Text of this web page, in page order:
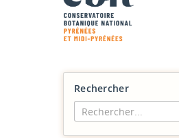
Rechercher